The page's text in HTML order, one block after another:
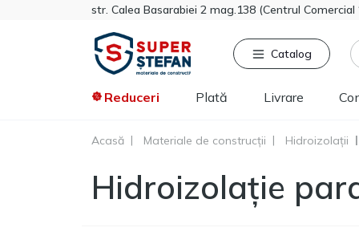
str. Calea Basarabiei 2 mag.138 (Centrul Comercial
Catalog
Reduceri Plată Livrare
Tikkurila
Sniezka
Acasă Materiale de construcții Hidroizolații
Hidroizolație